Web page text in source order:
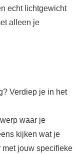
echt lichtgewicht
alleen je
Verdiep je in het
waar je
kijken wat je
met jouw specifieke